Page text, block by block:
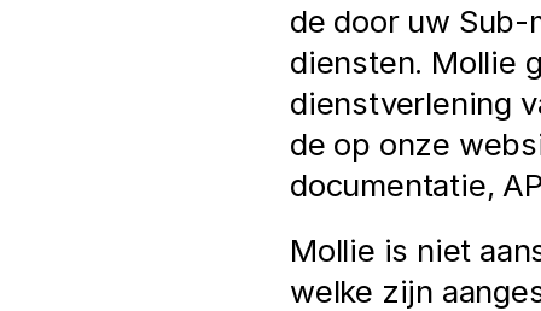
de door uw
diensten. Mollie
dienstverlening
de op onze
documentatie,
Mollie is niet
welke zijn